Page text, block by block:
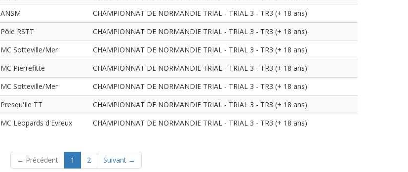
ANSM
CHAMPIONNAT DE NORMANDIE TRIAL - TRIAL 3 - TR3 (+ 18 ans)
Pôle RSTT
CHAMPIONNAT DE NORMANDIE TRIAL - TRIAL 3 - TR3 (+ 18 ans)
MC Sotteville/Mer
CHAMPIONNAT DE NORMANDIE TRIAL - TRIAL 3 - TR3 (+ 18 ans)
MC Pierrefitte
CHAMPIONNAT DE NORMANDIE TRIAL - TRIAL 3 - TR3 (+ 18 ans)
MC Sotteville/Mer
CHAMPIONNAT DE NORMANDIE TRIAL - TRIAL 3 - TR3 (+ 18 ans)
Presqu'Ile TT
CHAMPIONNAT DE NORMANDIE TRIAL - TRIAL 3 - TR3 (+ 18 ans)
MC Leopards d'Evreux CHAMPIONNAT DE NORMANDIE TRIAL - TRIAL 3 - TR3 (+ 18 ans)
← Précédent 1 (current)
2 Suivant →